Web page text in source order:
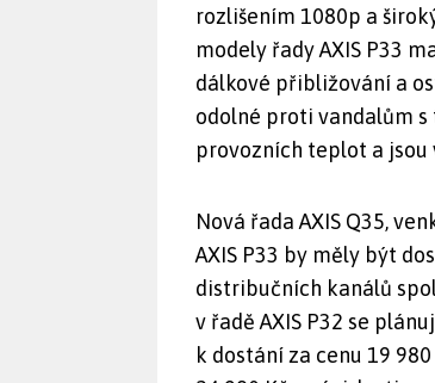
rozlišením 1080p a
modely řady AXIS P33
dálkové přibližování a
odolné proti vandalům
provozních teplot a jsou
Nová řada AXIS Q35,
AXIS P33 by měly být
distribučních kanálů
v řadě AXIS P32 se
k dostání za cenu 19